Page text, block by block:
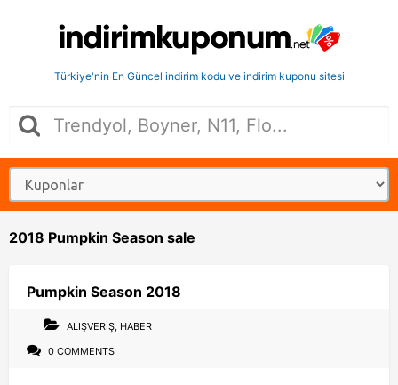
Türkiye'nin En Güncel indirim kodu ve indirim kuponu sitesi
2018 Pumpkin Season sale
Pumpkin Season 2018
ALIŞVERIŞ, HABER
0 COMMENTS